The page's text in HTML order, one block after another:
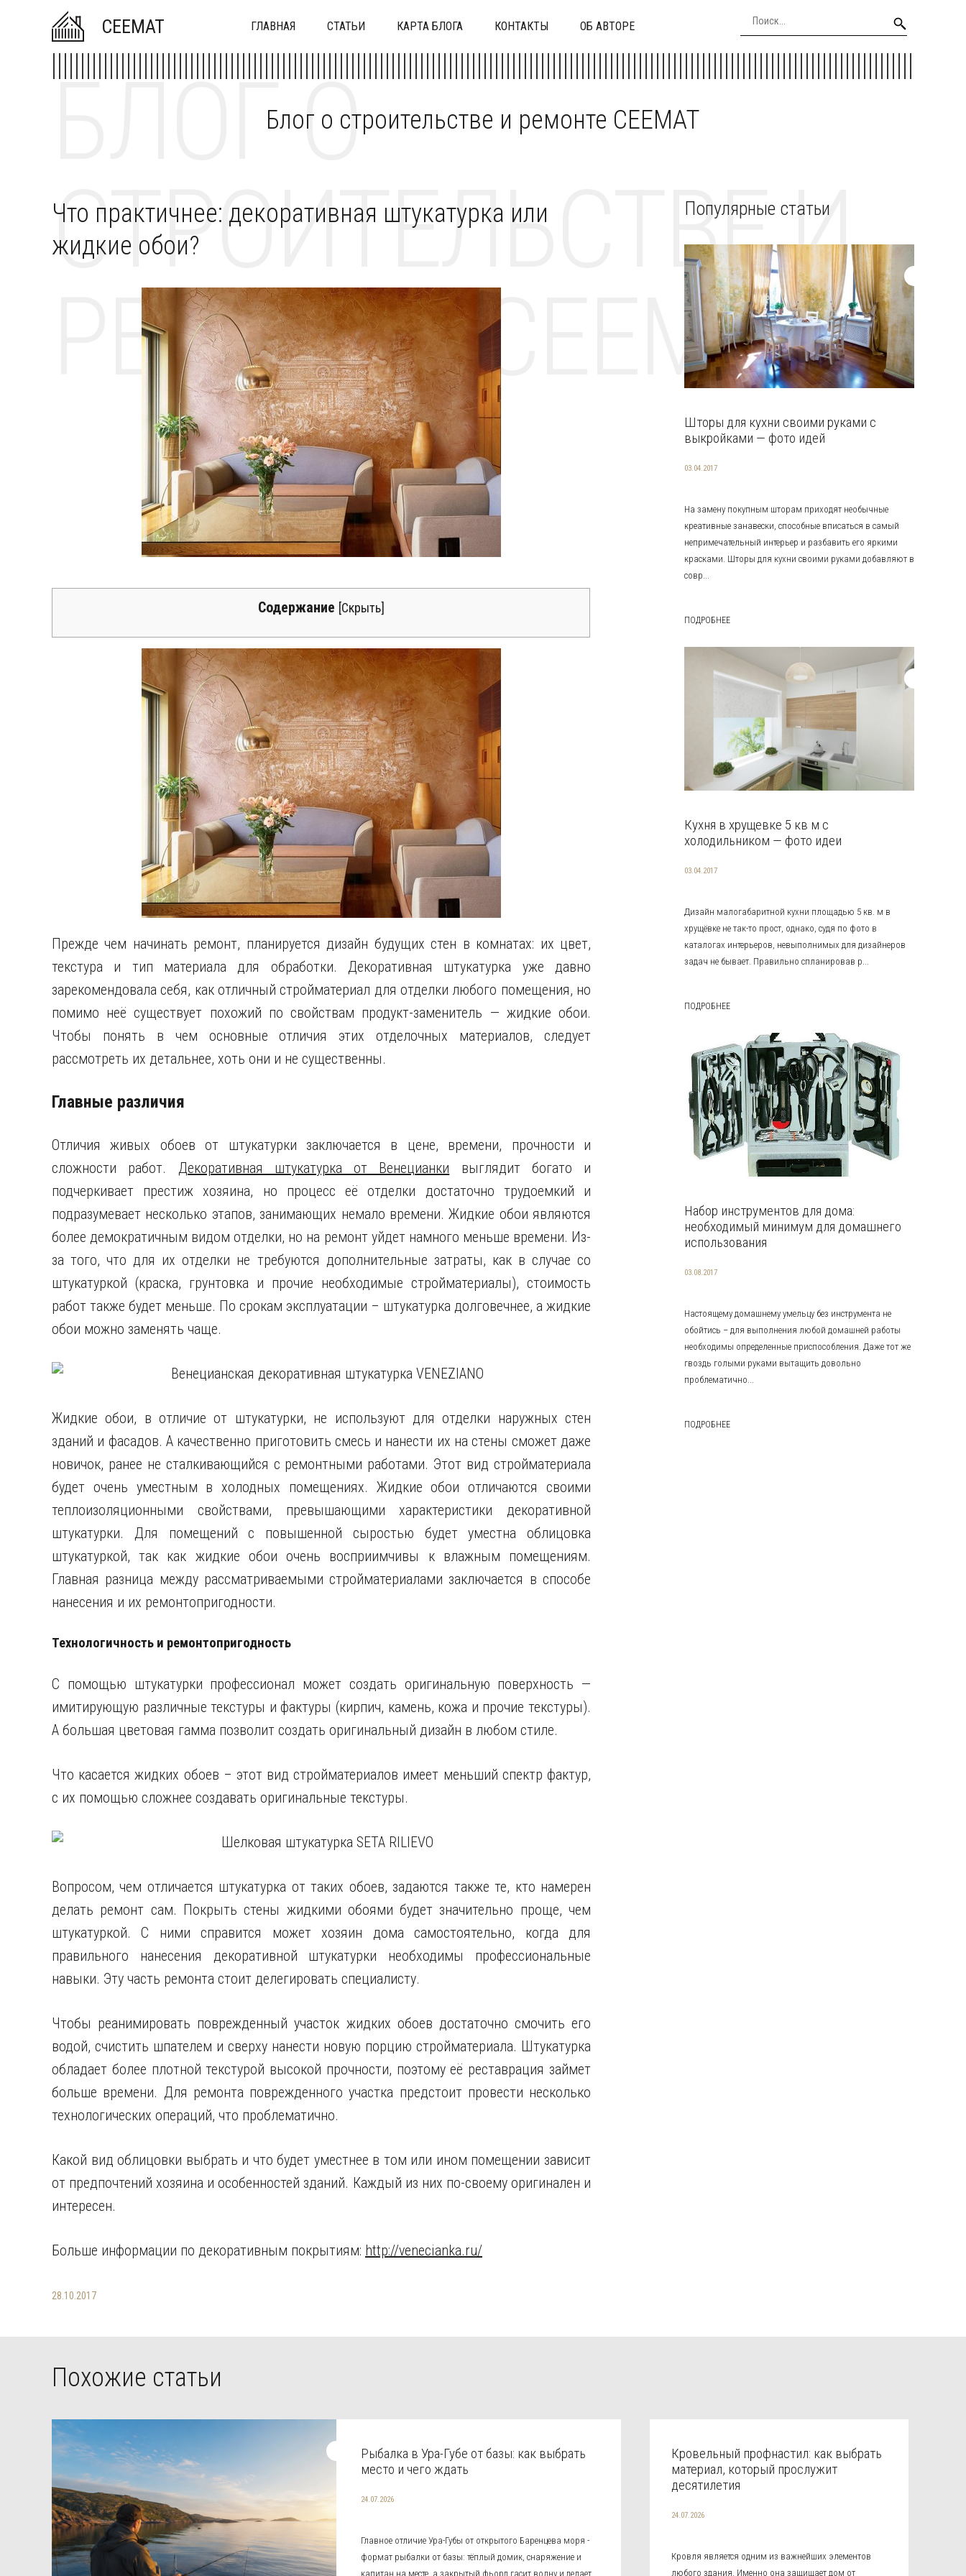
CEEMAT ГЛАВНАЯ СТАТЬИ КАРТА БЛОГА КОНТАКТЫ ОБ АВТОРЕ
Блог о строительстве и ремонте CEEMAT
БЛОГ О
СТРОИТЕЛЬСТВЕ И
РЕМОНТЕ CEEMAT
Что практичнее: декоративная штукатурка или
жидкие обои?
Содержание [Скрыть]
Прежде чем начинать ремонт, планируется дизайн будущих стен в комнатах: их цвет,
текстура и тип материала для обработки. Декоративная штукатурка уже давно
зарекомендовала себя, как отличный стройматериал для отделки любого помещения, но
помимо неё существует похожий по свойствам продукт-заменитель — жидкие обои.
Чтобы понять в чем основные отличия этих отделочных материалов, следует
рассмотреть их детальнее, хоть они и не существенны.
Главные различия
Отличия живых обоев от штукатурки заключается в цене, времени, прочности и
сложности работ. Декоративная штукатурка от Венецианки выглядит богато и
подчеркивает престиж хозяина, но процесс её отделки достаточно трудоемкий и
подразумевает несколько этапов, занимающих немало времени. Жидкие обои являются
более демократичным видом отделки, но на ремонт уйдет намного меньше времени. Из-
за того, что для их отделки не требуются дополнительные затраты, как в случае со
штукатуркой (краска, грунтовка и прочие необходимые стройматериалы), стоимость
работ также будет меньше. По срокам эксплуатации – штукатурка долговечнее, а жидкие
обои можно заменять чаще.
Жидкие обои, в отличие от штукатурки, не используют для отделки наружных стен
зданий и фасадов. А качественно приготовить смесь и нанести их на стены сможет даже
новичок, ранее не сталкивающийся с ремонтными работами. Этот вид стройматериала
будет очень уместным в холодных помещениях. Жидкие обои отличаются своими
теплоизоляционными свойствами, превышающими характеристики декоративной
штукатурки. Для помещений с повышенной сыростью будет уместна облицовка
штукатуркой, так как жидкие обои очень восприимчивы к влажным помещениям.
Главная разница между рассматриваемыми стройматериалами заключается в способе
нанесения и их ремонтопригодности.
Технологичность и ремонтопригодность
С помощью штукатурки профессионал может создать оригинальную поверхность —
имитирующую различные текстуры и фактуры (кирпич, камень, кожа и прочие текстуры).
А большая цветовая гамма позволит создать оригинальный дизайн в любом стиле.
Что касается жидких обоев – этот вид стройматериалов имеет меньший спектр фактур,
с их помощью сложнее создавать оригинальные текстуры.
Вопросом, чем отличается штукатурка от таких обоев, задаются также те, кто намерен
делать ремонт сам. Покрыть стены жидкими обоями будет значительно проще, чем
штукатуркой. С ними справится может хозяин дома самостоятельно, когда для
правильного нанесения декоративной штукатурки необходимы профессиональные
навыки. Эту часть ремонта стоит делегировать специалисту.
Чтобы реанимировать поврежденный участок жидких обоев достаточно смочить его
водой, счистить шпателем и сверху нанести новую порцию стройматериала. Штукатурка
обладает более плотной текстурой высокой прочности, поэтому её реставрация займет
больше времени. Для ремонта поврежденного участка предстоит провести несколько
технологических операций, что проблематично.
Какой вид облицовки выбрать и что будет уместнее в том или ином помещении зависит
от предпочтений хозяина и особенностей зданий. Каждый из них по-своему оригинален и
интересен.
Больше информации по декоративным покрытиям: http://venecianka.ru/
28.10.2017
Популярные статьи
Шторы для кухни своими руками с
выкройками — фото идей
03.04.2017
На замену покупным шторам приходят необычные
креативные занавески, способные вписаться в самый
непримечательный интерьер и разбавить его яркими
красками. Шторы для кухни своими руками добавляют в
совр...
ПОДРОБНЕЕ
Кухня в хрущевке 5 кв м с
холодильником — фото идеи
03.04.2017
Дизайн малогабаритной кухни площадью 5 кв. м в
хрущёвке не так-то прост, однако, судя по фото в
каталогах интерьеров, невыполнимых для дизайнеров
задач не бывает. Правильно спланировав р...
ПОДРОБНЕЕ
Набор инструментов для дома:
необходимый минимум для домашнего
использования
03.08.2017
Настоящему домашнему умельцу без инструмента не
обойтись – для выполнения любой домашней работы
необходимы определенные приспособления. Даже тот же
гвоздь голыми руками вытащить довольно
проблематично...
ПОДРОБНЕЕ
Похожие статьи
Рыбалка в Ура-Губе от базы: как выбрать
место и чего ждать
24.07.2026
Главное отличие Ура-Губы от открытого Баренцева моря -
формат рыбалки от базы: тёплый домик, снаряжение и
капитан на месте, а закрытый фьорд гасит волну и делает
Кровельный профнастил: как выбрать
материал, который прослужит
десятилетия
24.07.2026
Кровля является одним из важнейших элементов
любого здания. Именно она защищает дом от